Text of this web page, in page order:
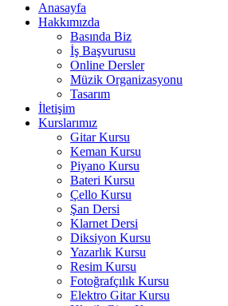
Anasayfa
Hakkımızda
Basında Biz
İş Başvurusu
Online Dersler
Müzik Organizasyonu
Tasarım
İletişim
Kurslarımız
Gitar Kursu
Keman Kursu
Piyano Kursu
Bateri Kursu
Çello Kursu
Şan Dersi
Klarnet Dersi
Diksiyon Kursu
Yazarlık Kursu
Resim Kursu
Fotoğrafçılık Kursu
Elektro Gitar Kursu